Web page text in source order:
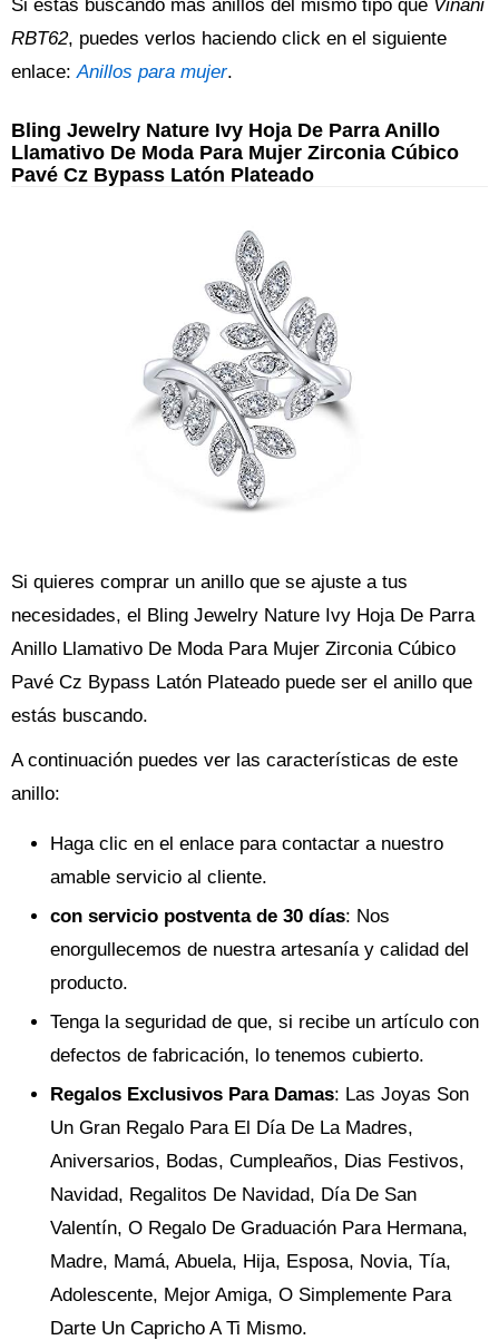
Si estás buscando más anillos del mismo tipo que Vinani
RBT62, puedes verlos haciendo click en el siguiente
enlace:Anillos para mujer.
Bling Jewelry Nature Ivy Hoja De Parra Anillo
Llamativo De Moda Para Mujer Zirconia Cúbico
Pavé Cz Bypass Latón Plateado
Si quieres comprar un anillo que se ajuste a tus
necesidades, el Bling Jewelry Nature Ivy Hoja De Parra
Anillo Llamativo De Moda Para Mujer Zirconia Cúbico
Pavé Cz Bypass Latón Plateado puede ser el anillo que
estás buscando.
A continuación puedes ver las características de este
anillo:
Haga clic en el enlace para contactar a nuestro
amable servicio al cliente.
con servicio postventa de 30 días: Nos
enorgullecemos de nuestra artesanía y calidad del
producto.
Tenga la seguridad de que, si recibe un artículo con
defectos de fabricación, lo tenemos cubierto.
Regalos Exclusivos Para Damas: Las Joyas Son
Un Gran Regalo Para El Día De La Madres,
Aniversarios, Bodas, Cumpleaños, Dias Festivos,
Navidad, Regalitos De Navidad, Día De San
Valentín, O Regalo De Graduación Para Hermana,
Madre, Mamá, Abuela, Hija, Esposa, Novia, Tía,
Adolescente, Mejor Amiga, O Simplemente Para
Darte Un Capricho A Ti Mismo.